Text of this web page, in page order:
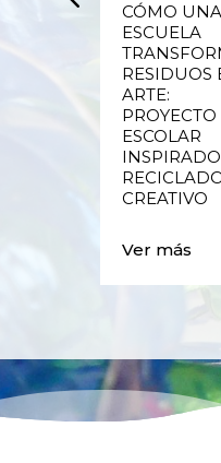
CÓMO UNA
ESCUELA
RESIDUOS
ARTE:
PROYECTO
ESCOLAR
CREATIVO
Ver más